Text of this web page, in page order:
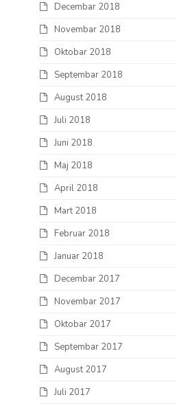
Decembar 2018
Novembar 2018
Oktobar 2018
Septembar 2018
August 2018
Juli 2018
Juni 2018
Maj 2018
April 2018
Mart 2018
Februar 2018
Januar 2018
Decembar 2017
Novembar 2017
Oktobar 2017
Septembar 2017
August 2017
Juli 2017